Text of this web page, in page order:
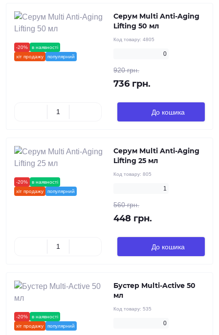
-20% в наявності
хіт продажу
популярний
Серум Multi Anti-Aging
Lifting 50 мл
Код товару: 4805
0
920 грн.
736 грн.
До кошика
-20% в наявності
хіт продажу
популярний
Серум Multi Anti-Aging
Lifting 25 мл
Код товару: 805
1
560 грн.
448 грн.
До кошика
-20% в наявності
хіт продажу
популярний
Бустер Multi-Active 50
мл
Код товару: 535
0